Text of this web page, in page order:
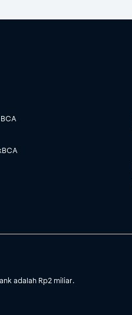
adalah Rp2 miliar.